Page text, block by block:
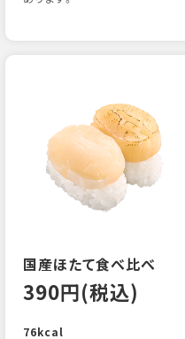
国産ほたて食べ比べ
390円(税込)
76kcal